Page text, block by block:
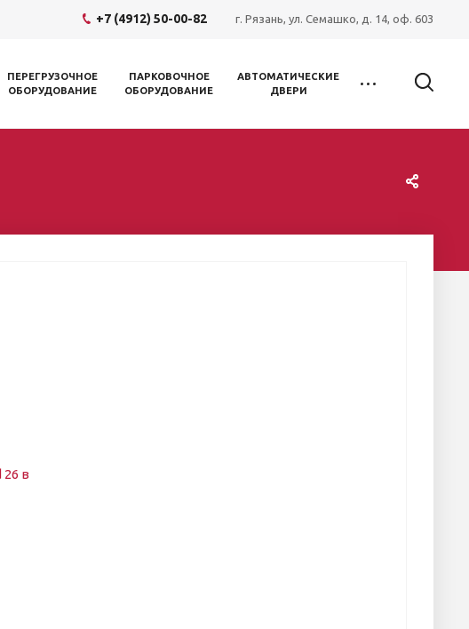
г. Рязань, ул. Семашко, д. 14, оф. 603
+7 (4912) 50-00-82
ПЕРЕГРУЗОЧНОЕ
ОБОРУДОВАНИЕ
ПАРКОВОЧНОЕ
ОБОРУДОВАНИЕ
АВТОМАТИЧЕСКИЕ
ДВЕРИ